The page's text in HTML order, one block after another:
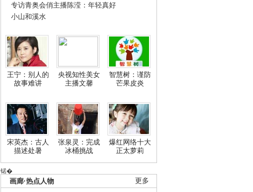
专访青奥会俏主播陈滢：年轻真好
小山和溪水
王宁：别人的
故事难讲
央视知性美女
主播文馨
智慧树：谨防
芒果皮炎
宋英杰：古人
描述处暑
张泉灵：完成
冰桶挑战
爆红网络十大
正太萝莉
锘�
更多
画廊·热点人物